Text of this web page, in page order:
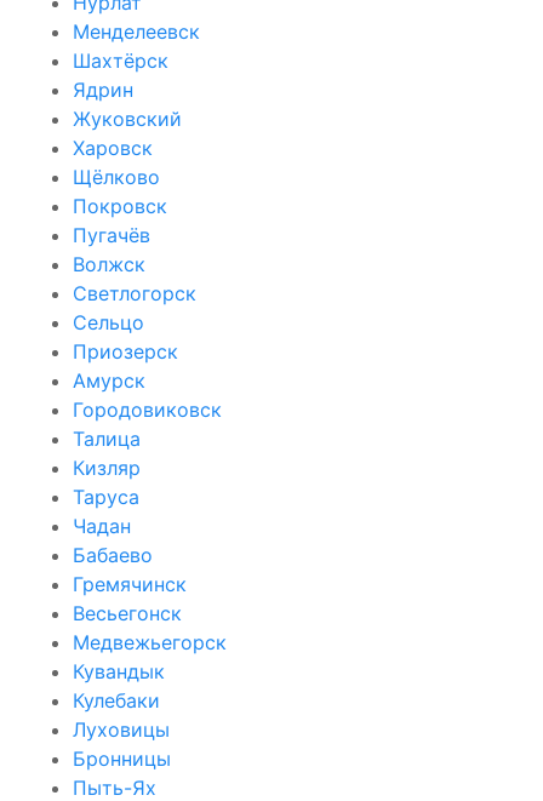
Менделеевск
Шахтёрск
Ядрин
Жуковский
Харовск
Щёлково
Покровск
Пугачёв
Волжск
Светлогорск
Сельцо
Приозерск
Амурск
Городовиковск
Талица
Кизляр
Таруса
Чадан
Бабаево
Гремячинск
Весьегонск
Медвежьегорск
Кувандык
Кулебаки
Луховицы
Бронницы
Пыть-Ях